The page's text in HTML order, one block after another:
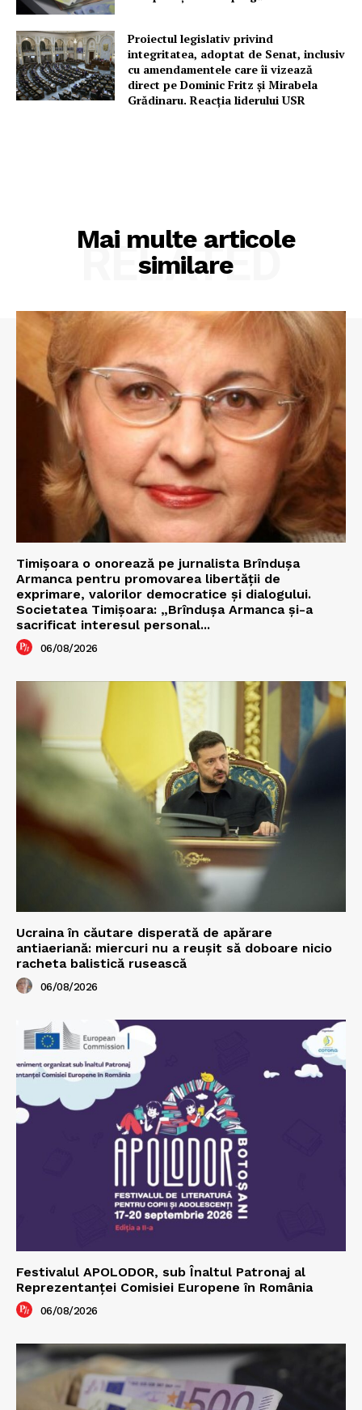
Proiectul legislativ privind
integritatea, adoptat de Senat, inclusiv
cu amendamentele care îi vizează
direct pe Dominic Fritz și Mirabela
Grădinaru. Reacția liderului USR
Mai multe articole
similare
RELATED
Timișoara o onorează pe jurnalista Brîndușa
Armanca pentru promovarea libertății de
exprimare, valorilor democratice și dialogului.
Societatea Timișoara: „Brîndușa Armanca și-a
sacrificat interesul personal...
06/08/2026
Ucraina în căutare disperată de apărare
antiaeriană: miercuri nu a reușit să doboare nicio
racheta balistică rusească
06/08/2026
Festivalul APOLODOR, sub Înaltul Patronaj al
Reprezentanței Comisiei Europene în România
06/08/2026